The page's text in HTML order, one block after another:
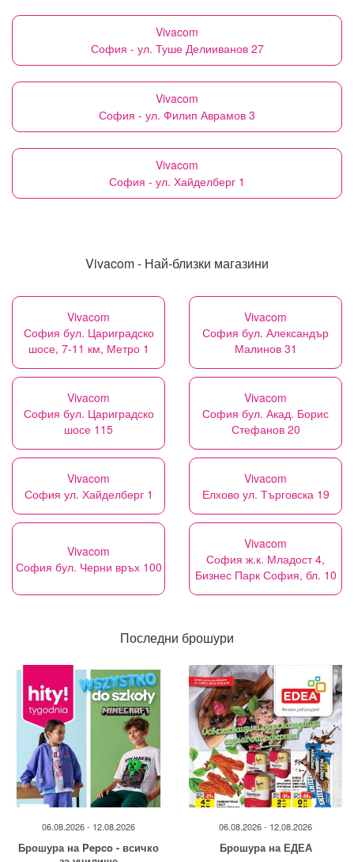
Vivacom
София - ул. Туше Делииванов 27
Vivacom
София - ул. Филип Аврамов 3
Vivacom
София - ул. Хайделберг 1
Vivacom - Най-близки магазини
Vivacom
София бул. Цариградско
шосе, 7-11 км, Метро 1
Vivacom
София бул. Александър
Малинов 31
Vivacom
София бул. Цариградско
шосе 115
Vivacom
София бул. Акад. Борис
Стефанов 20
Vivacom
София ул. Хайделберг 1
Vivacom
Елхово ул. Търговска 19
Vivacom
София бул. Черни връх 100
Vivacom
София ж.к. Младост 4,
Бизнес Парк София, бл. 10
Последни брошури
06.08.2026 - 12.08.2026
Брошура на Pepco - всичко
06.08.2026 - 12.08.2026
Брошура на ЕДЕА